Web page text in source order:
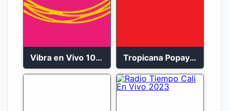
Vibra en Vivo 104.9 FM Bogotá Tropicana Popayán en vivo 106.1 FM